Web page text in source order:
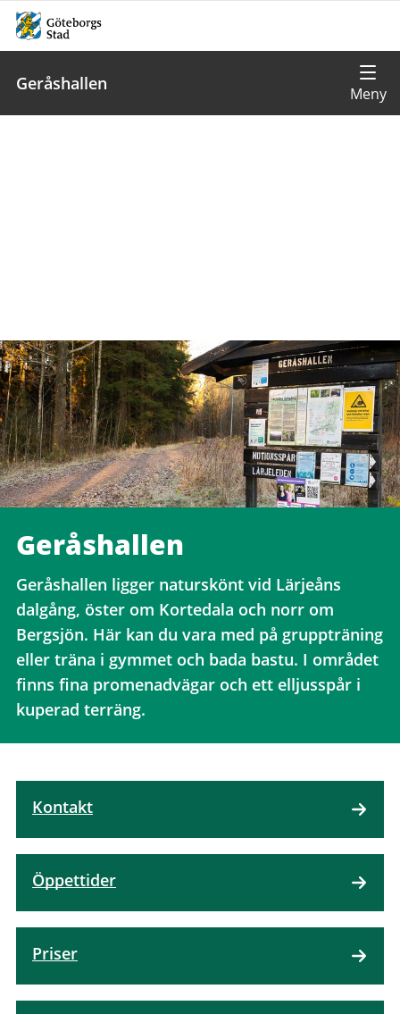
Geråshallen
Geråshallen
Geråshallen ligger naturskönt vid Lärjeåns
dalgång, öster om Kortedala och norr om
Bergsjön. Här kan du vara med på gruppträning
eller träna i gymmet och bada bastu. I området
finns fina promenadvägar och ett elljusspår i
kuperad terräng.
Kontakt
Öppettider
Priser